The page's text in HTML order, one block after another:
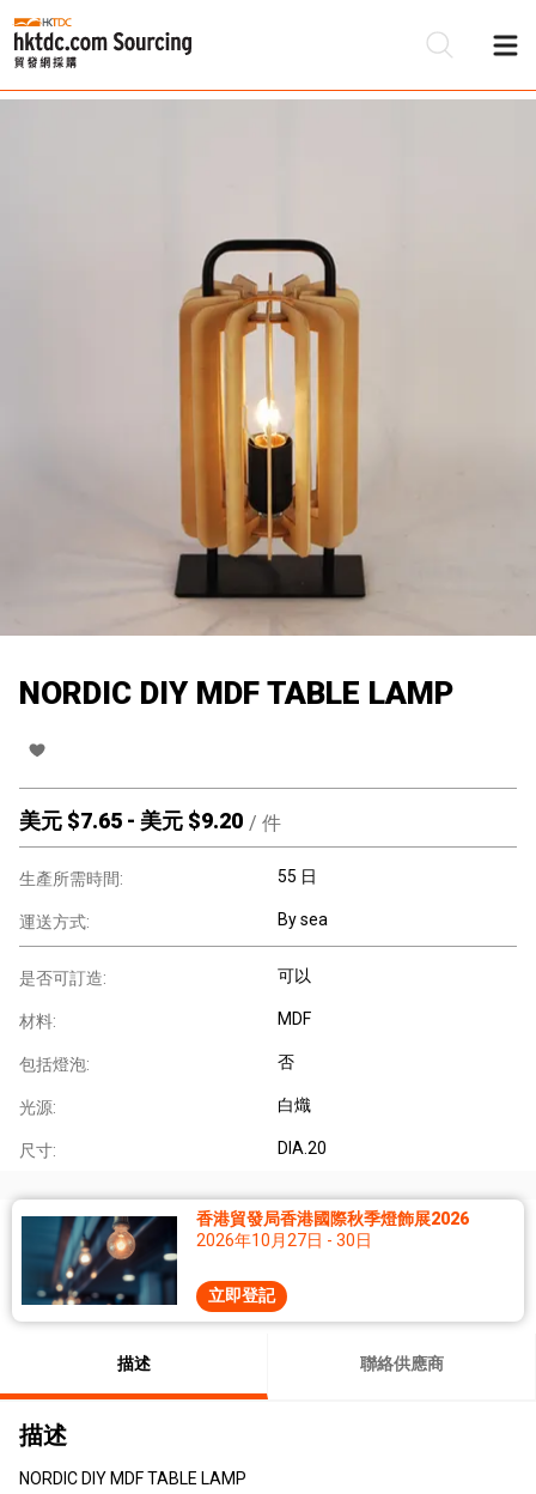
NORDIC DIY MDF TABLE LAMP
美元 $7.65 - 美元 $9.20 / 件
生產所需時間: 55 日
運送方式: By sea
是否可訂造: 可以
材料: MDF
包括燈泡: 否
光源: 白熾
尺寸: DIA.20
香港貿發局香港國際秋季燈飾展2026
2026年10月27日 - 30日
立即登記
描述 聯絡供應商
描述
NORDIC DIY MDF TABLE LAMP